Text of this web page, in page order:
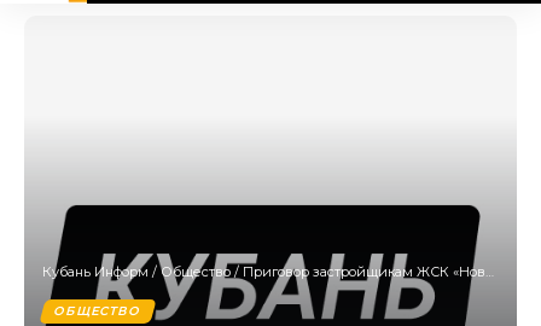
Кубань Информ /Общество / Приговор застройщикам ЖСК «Новая Кубань» вынесен в Краснодаре
ОБЩЕСТВО